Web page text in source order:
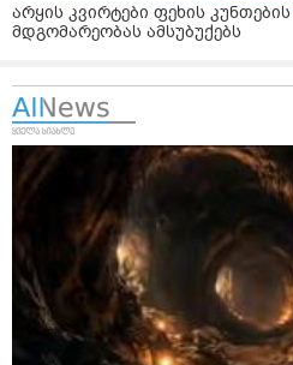
არყის კვირტები ფეხის
მდგომარეობას ამსუბუქებს